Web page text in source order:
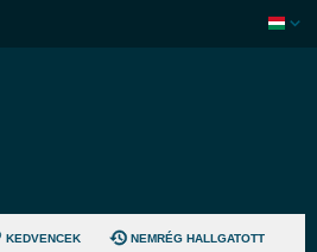
KEDVENCEK NEMRÉG HALLGATOTT